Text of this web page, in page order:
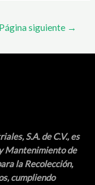
Página siguiente →
S.A. de C.V., es
Mantenimiento de
la Recolección,
cumpliendo